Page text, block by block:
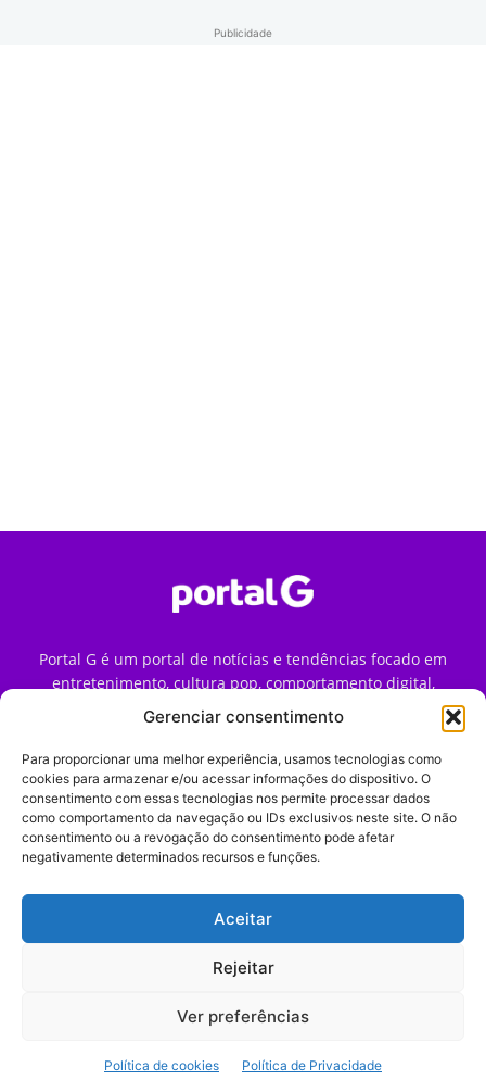
Gerenciar consentimento
Para proporcionar uma melhor experiência, usamos tecnologias como
cookies para armazenar e/ou acessar informações do dispositivo. O
consentimento com essas tecnologias nos permite processar dados
como comportamento da navegação ou IDs exclusivos neste site. O não
consentimento ou a revogação do consentimento pode afetar
negativamente determinados recursos e funções.
Aceitar
Rejeitar
Ver preferências
Política de cookies Política de Privacidade
Publicidade
Portal G é um portal de notícias e tendências focado em
entretenimento, cultura pop, comportamento digital,
streaming, games e iniciativas de marca que impactam a
forma como o público vive e consome internet no Brasil.
Contato:contato@portalg.com.br
Início Sobre
Termos de Uso
Política de Privacidade
Contato
tendências de consumo, marketing e comportamento digital.